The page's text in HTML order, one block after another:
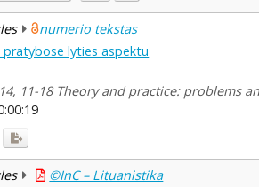
numerio tekstas
lyties aspektu
11-18 Theory and practice: problems
©InC – Lituanistika